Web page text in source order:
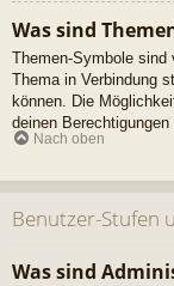
Was sind
Themen-Symbole sind
Thema in Verbindung
können. Die
deinen
Nach oben
Benutzer-Stufen
Was sind